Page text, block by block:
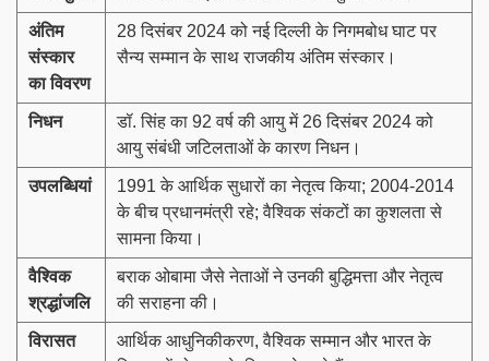
अंतिम
संस्कार
का विवरण
28 दिसंबर 2024 को नई दिल्ली के निगमबोध घाट पर
सैन्य सम्मान के साथ राजकीय अंतिम संस्कार।
निधन
डॉ. सिंह का 92 वर्ष की आयु में 26 दिसंबर 2024 को
आयु संबंधी जटिलताओं के कारण निधन।
उपलब्धियां
1991 के आर्थिक सुधारों का नेतृत्व किया; 2004-2014
के बीच प्रधानमंत्री रहे; वैश्विक संकटों का कुशलता से
सामना किया।
वैश्विक
श्रद्धांजलि
बराक ओबामा जैसे नेताओं ने उनकी बुद्धिमत्ता और नेतृत्व
की सराहना की।
विरासत
आर्थिक आधुनिकीकरण, वैश्विक सम्मान और भारत के